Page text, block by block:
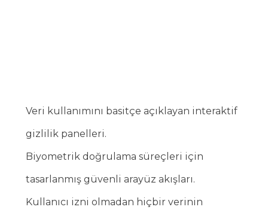
Veri kullanımını basitçe açıklayan interaktif
gizlilik panelleri.
Biyometrik doğrulama süreçleri için
tasarlanmış güvenli arayüz akışları.
Kullanıcı izni olmadan hiçbir verinin